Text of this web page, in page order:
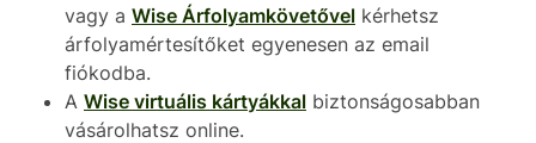
vagy a Wise Árfolyamkövetővel kérhetsz
árfolyamértesítőket egyenesen az email
fiókodba.
A Wise virtuális kártyákkal biztonságosabban
vásárolhatsz online.